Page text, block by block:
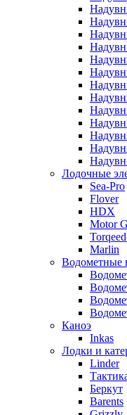
Лодочные
Sea-Pro
Flover
HDX
Motor
Marlin
Водометные
Каноэ
Inkas
Лодки и
Linder
Беркут
Barents